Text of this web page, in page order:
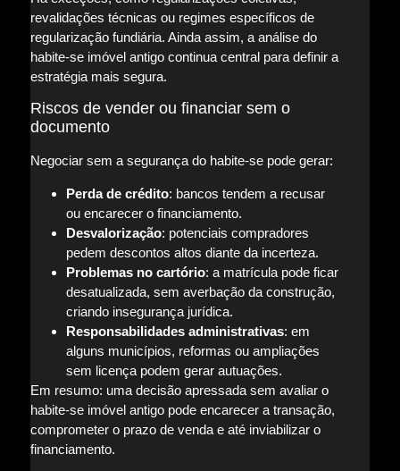
revalidações técnicas ou regimes específicos de
regularização fundiária. Ainda assim, a análise do
habite-se imóvel antigo continua central para definir a
estratégia mais segura.
Riscos de vender ou financiar sem o
documento
Negociar sem a segurança do habite-se pode gerar:
Perda de crédito: bancos tendem a recusar
ou encarecer o financiamento.
Desvalorização: potenciais compradores
pedem descontos altos diante da incerteza.
Problemas no cartório: a matrícula pode ficar
desatualizada, sem averbação da construção,
criando insegurança jurídica.
Responsabilidades administrativas: em
alguns municípios, reformas ou ampliações
sem licença podem gerar autuações.
Em resumo: uma decisão apressada sem avaliar o
habite-se imóvel antigo pode encarecer a transação,
comprometer o prazo de venda e até inviabilizar o
financiamento.